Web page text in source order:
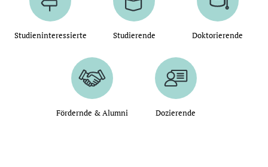
Studieninteressierte Studierende Doktorierende
Fördernde & Alumni Dozierende